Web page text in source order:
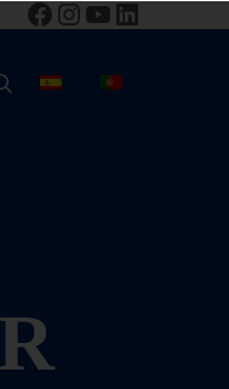
Facebook
Instagram
YouTube
LinkedIn
BUSCAR